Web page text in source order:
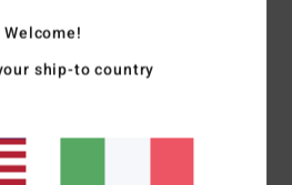
Welcome!
ship-to country